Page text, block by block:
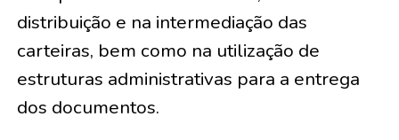
distribuição e na intermediação das
carteiras, bem como na utilização de
estruturas administrativas para a entrega
dos documentos.